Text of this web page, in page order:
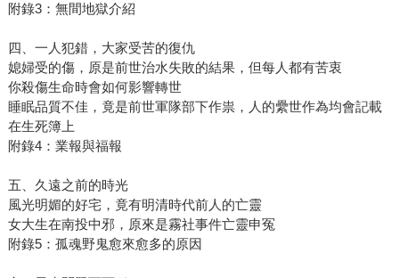
附錄3：無間地獄介紹
四、一人犯錯，大家受苦的復仇
媳婦受的傷，原是前世治水失敗的結果，但每人都有苦衷
你殺傷生命時會如何影響轉世
睡眠品質不佳，竟是前世軍隊部下作祟，人的纍世作為均會記載
在生死簿上
附錄4：業報與福報
五、久遠之前的時光
風光明媚的好宅，竟有明清時代前人的亡靈
女大生在南投中邪，原來是霧社事件亡靈申冤
附錄5：孤魂野鬼愈來愈多的原因